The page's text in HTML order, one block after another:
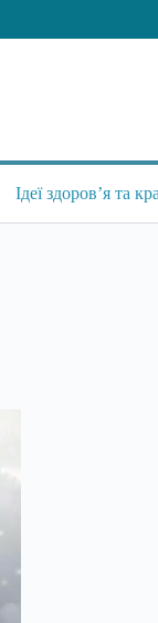
Ідеї здоров’я та